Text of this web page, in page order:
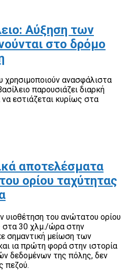
Αύξηση των
στο δρόμο
ανασφάλιστα
παρουσιάζει διαρκή
εστιάζεται κυρίως στα
αποτελέσματα
ορίου ταχύτητας
υιοθέτηση του ανώτατου ορίου
στα 30 χλμ./ώρα στην
σημαντική μείωση των
ια πρώτη φορά στην ιστορία
δεδομένων της πόλης, δεν
πεζού.